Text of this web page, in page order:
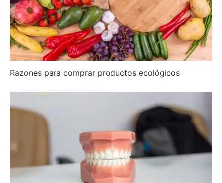
Razones para comprar productos ecológicos